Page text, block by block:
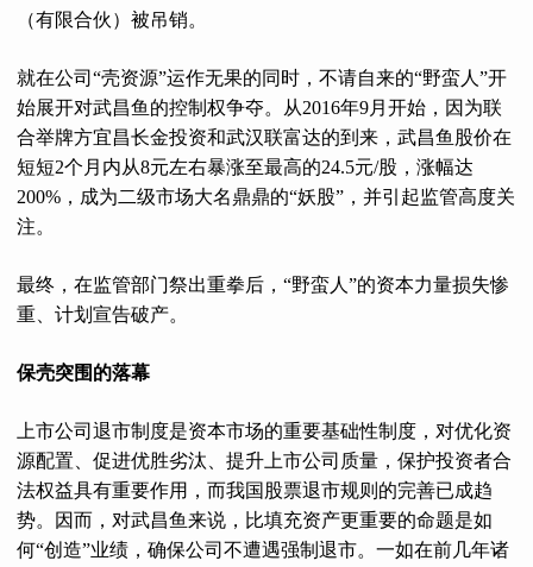
（有限合伙）被吊销。
就在公司“壳资源”运作无果的同时，不请自来的“野蛮人”开
始展开对武昌鱼的控制权争夺。从2016年9月开始，因为联
合举牌方宜昌长金投资和武汉联富达的到来，武昌鱼股价在
短短2个月内从8元左右暴涨至最高的24.5元/股，涨幅达
200%，成为二级市场大名鼎鼎的“妖股”，并引起监管高度关
注。
最终，在监管部门祭出重拳后，“野蛮人”的资本力量损失惨
重、计划宣告破产。
保壳突围的落幕
上市公司退市制度是资本市场的重要基础性制度，对优化资
源配置、促进优胜劣汰、提升上市公司质量，保护投资者合
法权益具有重要作用，而我国股票退市规则的完善已成趋
势。因而，对武昌鱼来说，比填充资产更重要的命题是如
何“创造”业绩，确保公司不遭遇强制退市。一如在前几年诸